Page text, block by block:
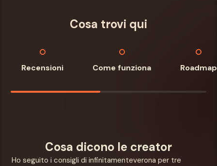
Cosa trovi qui
Recensioni Come funziona Roadmap
Cosa dicono le creator
Ho seguito i consigli di infinitamenteverona per tre